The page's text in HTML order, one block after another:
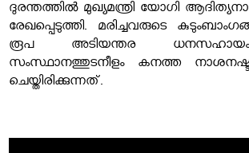
ദുരന്തത്തിൽ മുഖ്യമന്ത്രി യോഗി
രേഖപ്പെടുത്തി. മരിച്ചവരുടെ
രൂപ അടിയന്തര ധനസഹായം
സംസ്ഥാനത്തുടനീളം കനത്ത
ചെയ്തിരിക്കുന്നത്.